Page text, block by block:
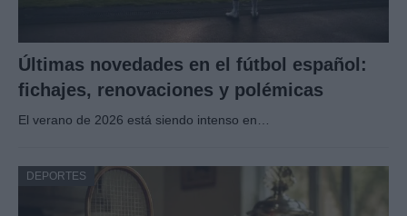
Últimas novedades en el fútbol español:
fichajes, renovaciones y polémicas
El verano de 2026 está siendo intenso en…
DEPORTES